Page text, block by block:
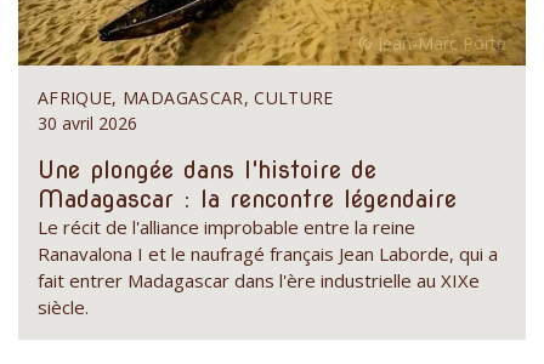
AFRIQUE, MADAGASCAR, CULTURE
30 avril 2026
Une plongée dans l'histoire de
Madagascar : la rencontre légendaire
Le récit de l'alliance improbable entre la reine
Ranavalona I et le naufragé français Jean Laborde, qui a
fait entrer Madagascar dans l'ère industrielle au XIXe
siècle.